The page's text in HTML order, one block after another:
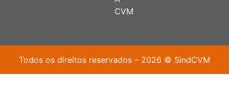
CVM
Todos os direitos reservados – 2026 © SindCVM